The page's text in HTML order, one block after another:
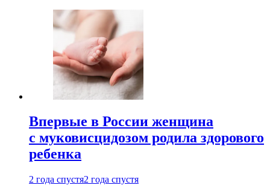
Впервые в России женщина
с муковисцидозом родила здорового
ребенка
2 года спустя2 года спустя